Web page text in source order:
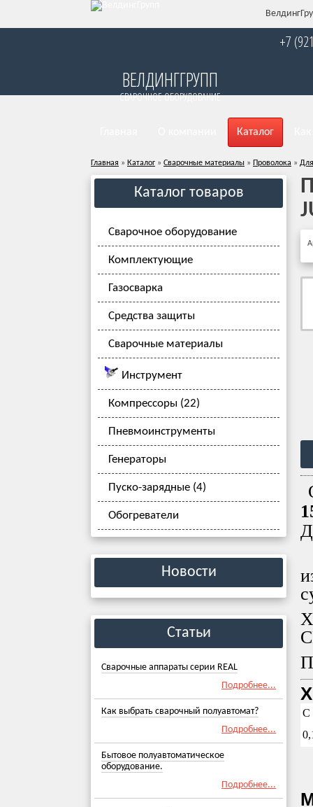
ВЕЛДИНГГРУПП
СВАРОЧНОЕ ОБОРУДОВАНИЕ
+7
Каталог
Главная » Каталог » Сварочные материалы » Проволока »
Каталог товаров
Сварочное оборудование
Комплектующие
Газосварка
Средства защиты
Сварочные материалы
Инструмент
Компрессоры (22)
Пневмоинструменты
Генераторы
Пуско-зарядные (4)
Обогреватели
Новости
Статьи
Сварочные аппараты серии REAL
Подробнее...
Как выбрать сварочный полуавтомат?
Подробнее...
Бытовое полуавтоматическое
оборудование.
Подробнее...
C